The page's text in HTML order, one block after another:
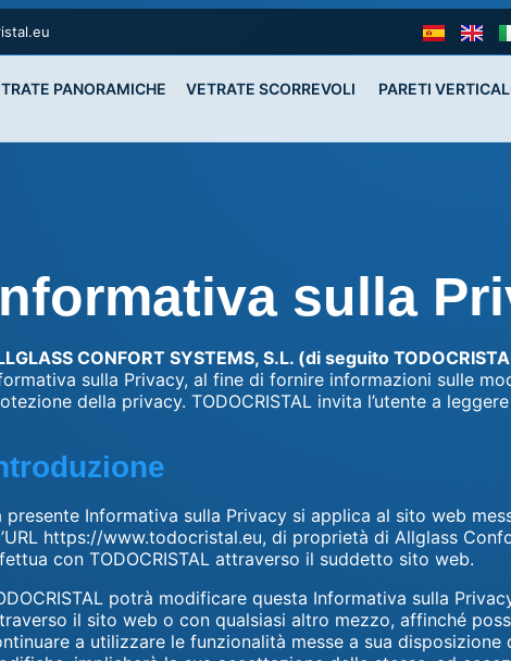
PANORAMICHE VETRATE SCORREVOLI PARETI
sulla
CONFORT SYSTEMS, S.L. (di seguito
sulla Privacy, al fine di fornire informazioni sulle
della privacy. TODOCRISTAL invita l’utente a
presente Informativa sulla Privacy si applica al sito web
https://www.todocristal.eu, di proprietà di Allglass
con TODOCRISTAL attraverso il suddetto sito web.
potrà modificare questa Informativa sulla
il sito web o con qualsiasi altro mezzo, affinché
a utilizzare le funzionalità messe a sua